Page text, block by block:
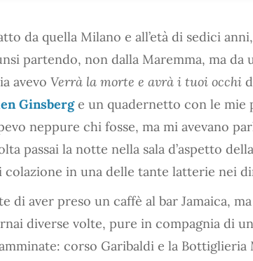
da quella Milano e all’età di sedici
partendo, non dalla Maremma, ma da
avevo Verrà la morte e avrà i tuoi occhi
Ginsberge un quadernetto con le mie
neppure chi fosse, ma mi avevano
passai la notte nella sala d’aspetto
in una delle tante latterie nei
di aver preso un caffè al bar Jamaica,
diverse volte, pure in compagnia di
corso Garibaldi e la Bottiglieria